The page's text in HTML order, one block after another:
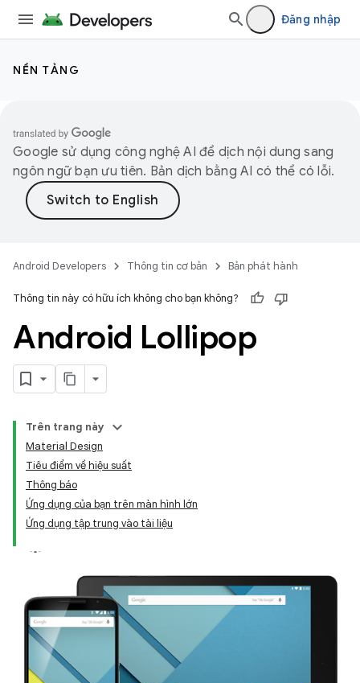
Đăng nhập
NỀN TẢNG
Google sử dụng công nghệ AI để dịch nội dung sang
ngôn ngữ bạn ưu tiên. Bản dịch bằng AI có thể có lỗi.
Android Developers Thông tin cơ bản Bản phát hành
Thông tin này có hữu ích không cho bạn không?
Android Lollipop
Trên trang này
Material Design
Tiêu điểm về hiệu suất
Thông báo
Ứng dụng của bạn trên màn hình lớn
Ứng dụng tập trung vào tài liệu